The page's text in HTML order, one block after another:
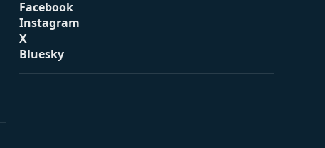
Facebook
Instagram
X
Bluesky